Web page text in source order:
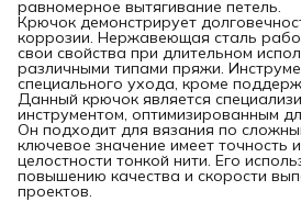
равномерное вытягивание петель.
Крючок демонстрирует
коррозии. Нержавеющая сталь
свои свойства при длительном
различными типами пряжи.
специального ухода, кроме
Данный крючок является
инструментом, оптимизированным
Он подходит для вязания по
ключевое значение имеет точность
целостности тонкой нити. Его
повышению качества и скорости
проектов.